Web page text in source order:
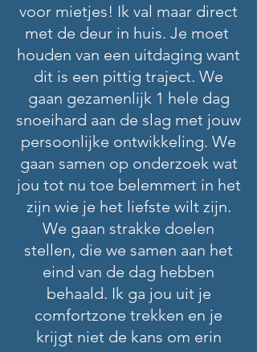
voor mietjes! Ik val maar direct
met de deur in huis. Je moet
houden van een uitdaging want
dit is een pittig traject. We
gaan gezamenlijk 1 hele dag
snoeihard aan de slag met jouw
persoonlijke ontwikkeling. We
gaan samen op onderzoek wat
jou tot nu toe belemmert in het
zijn wie je het liefste wilt zijn.
We gaan strakke doelen
stellen, die we samen aan het
eind van de dag hebben
behaald. Ik ga jou uit je
comfortzone trekken en je
krijgt niet de kans om erin